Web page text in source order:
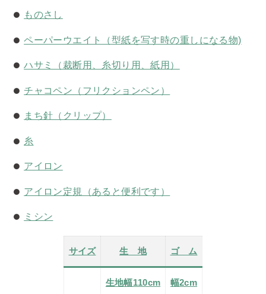
ものさし
ペーパーウエイト（型紙を写す時の重しになる物)
ハサミ（裁断用、糸切り用、紙用）
チャコペン（フリクションペン）
まち針（クリップ）
糸
アイロン
アイロン定規（あると便利です）
ミシン
サイズ 生 地 ゴ ム
生地幅110cm 幅2cm